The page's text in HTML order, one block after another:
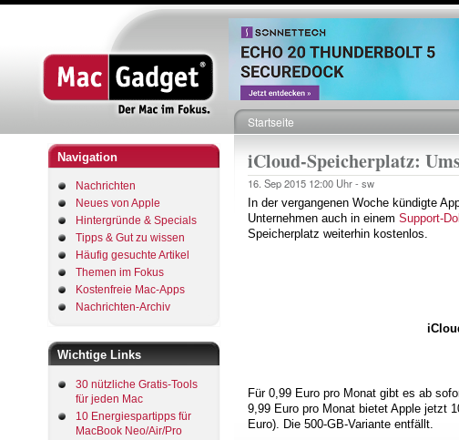
Navigation
Nachrichten
Neues von Apple
Hintergründe & Specials
Tipps & Gut zu wissen
Häufig gesuchte Artikel
Themen im Fokus
Kostenfreie Mac-Apps
Nachrichten-Archiv
Wichtige Links
30 nützliche Gratis-Tools
für jeden Mac
10 Energiespartipps für
MacBook Neo/Air/Pro
Pfadnavigation
Startseite
iCloud-Speicherplatz:
16. Sep 2015 12:00 Uhr - sw
In der vergangenen Woche kündigte
Unternehmen auch in einem Support-
Speicherplatz weiterhin kostenlos.
Für 0,99 Euro pro Monat gibt es ab
9,99 Euro pro Monat bietet Apple jetzt
Euro). Die 500-GB-Variante entfällt.